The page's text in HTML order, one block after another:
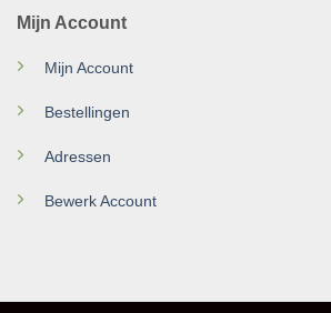
Mijn Account
Mijn Account
Bestellingen
Adressen
Bewerk Account